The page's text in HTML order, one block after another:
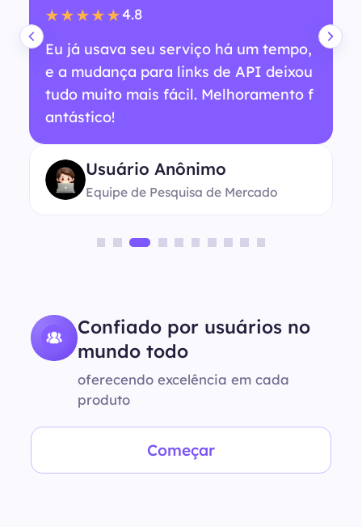
★★★★★4.8
Eu já usava seu serviço há um tempo,
e a mudança para links de API deixou
tudo muito mais fácil. Melhoramento f
antástico!
Usuário Anônimo
Equipe de Pesquisa de Mercado
Confiado por usuários no
mundo todo
oferecendo excelência em cada
produto
Começar